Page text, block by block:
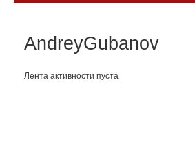
AndreyGubanov
Лента активности пуста